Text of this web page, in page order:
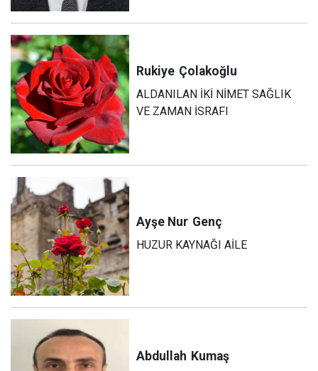
Rukiye Çolakoğlu
ALDANILAN İKİ NİMET SAĞLIK
VE ZAMAN İSRAFI
Ayşe Nur Genç
HUZUR KAYNAĞI AİLE
Abdullah Kumaş